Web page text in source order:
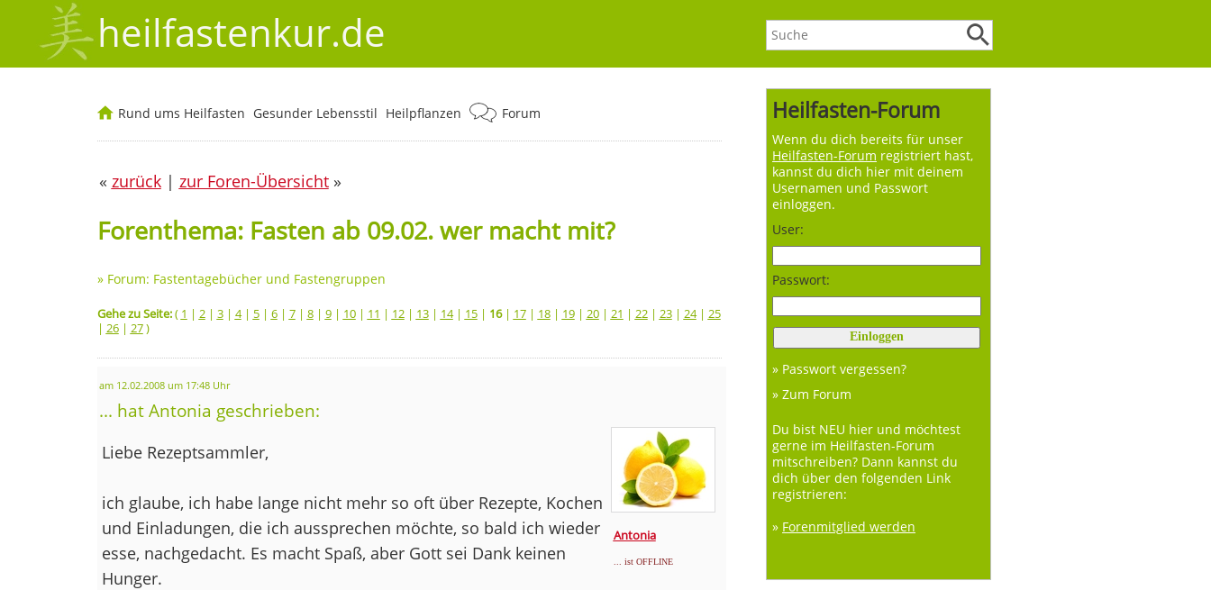
heilfastenkur.de
Heilfasten-Forum
Wenn du dich bereits für unser
Heilfasten-Forum registriert hast,
kannst du dich hier mit deinem
Usernamen und Passwort
einloggen.
User:
Passwort:
» Passwort vergessen?
» Zum Forum
Du bist NEU hier und möchtest
gerne im Heilfasten-Forum
mitschreiben? Dann kannst du
dich über den folgenden Link
registrieren:
» Forenmitglied werden
Rund ums Heilfasten Gesunder Lebensstil Heilpflanzen Forum
« zurück| zur Foren-Übersicht»
Forenthema: Fasten ab 09.02. wer macht mit?
» Forum: Fastentagebücher und Fastengruppen
Gehe zu Seite:( 1 | 2| 3| 4| 5| 6| 7| 8| 9| 10| 11 | 12| 13| 14| 15| 16| 17| 18| 19| 20| 21 | 22| 23| 24| 25
| 26| 27)
am 12.02.2008 um 17:48 Uhr
... hat Antonia geschrieben:
Antonia
... ist OFFLINE
Liebe Rezeptsammler,
ich glaube, ich habe lange nicht mehr so oft über Rezepte, Kochen
und Einladungen, die ich aussprechen möchte, so bald ich wieder
esse, nachgedacht. Es macht Spaß, aber Gott sei Dank keinen
Hunger.